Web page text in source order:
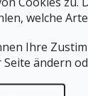
welche
Ihre
Seite ändern
den Komfort
3 im